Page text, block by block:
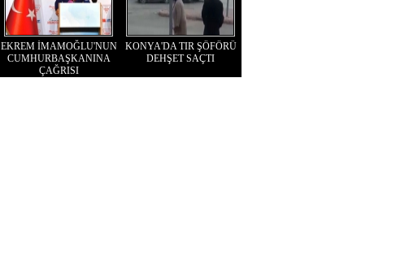
EKREM İMAMOĞLU'NUN
CUMHURBAŞKANINA
ÇAĞRISI
KONYA'DA TIR ŞÖFÖRÜ
DEHŞET SAÇTI